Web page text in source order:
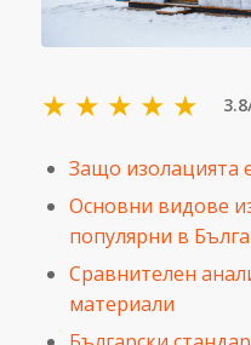
★
★
★
★
★
Защо изолацията
Основни видове
популярни в
Сравнителен
материали